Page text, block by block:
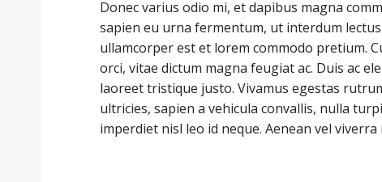
Donec varius odio mi, et dapibus magna
sapien eu urna fermentum, ut interdum
ullamcorper est et lorem commodo pretium.
orci, vitae dictum magna feugiat ac. Duis ac
laoreet tristique justo. Vivamus egestas
ultricies, sapien a vehicula convallis, nulla
imperdiet nisl leo id neque. Aenean vel viverra